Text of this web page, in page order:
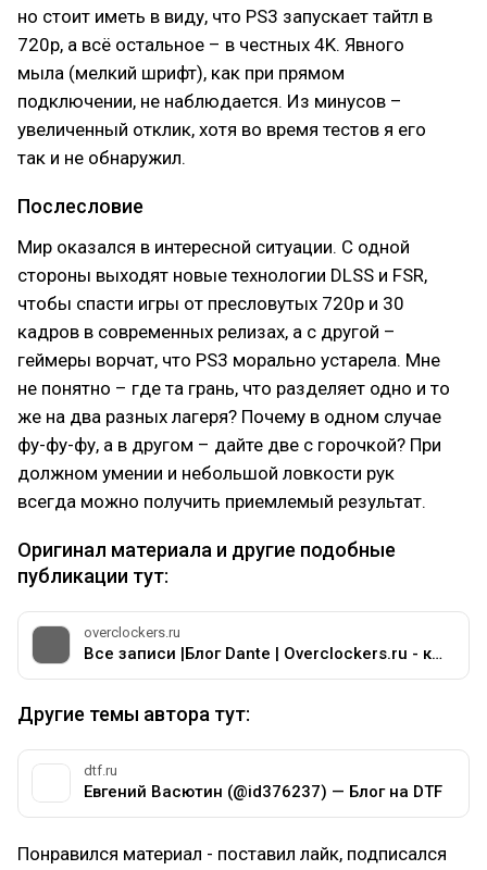
но стоит иметь в виду, что PS3 запускает тайтл в
720p, а всё остальное – в честных 4K. Явного
мыла (мелкий шрифт), как при прямом
подключении, не наблюдается. Из минусов –
увеличенный отклик, хотя во время тестов я его
так и не обнаружил.
Послесловие
Мир оказался в интересной ситуации. С одной
стороны выходят новые технологии DLSS и FSR,
чтобы спасти игры от пресловутых 720p и 30
кадров в современных релизах, а с другой –
геймеры ворчат, что PS3 морально устарела. Мне
не понятно – где та грань, что разделяет одно и то
же на два разных лагеря? Почему в одном случае
фу-фу-фу, а в другом – дайте две с горочкой? При
должном умении и небольшой ловкости рук
всегда можно получить приемлемый результат.
Оригинал материала и другие подобные
публикации тут:
overclockers.ru
Все записи |Блог Dante | Overclockers.ru - крупнейший информационный сайт России
Другие темы автора тут:
dtf.ru
Евгений Васютин (@id376237) — Блог на DTF
Понравился материал - поставил лайк, подписался